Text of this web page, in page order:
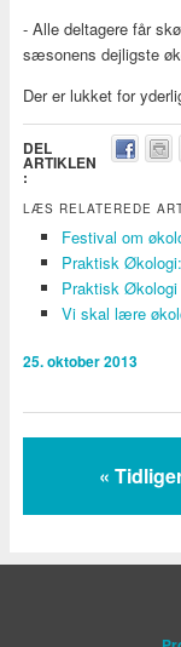
- Alle deltagere får
sæsonens dejligste
Der er lukket for
DEL
ARTIKLEN
:
LÆS RELATEREDE
Festival om
Praktisk
Praktisk
Vi skal lære
25. oktober 2013
«